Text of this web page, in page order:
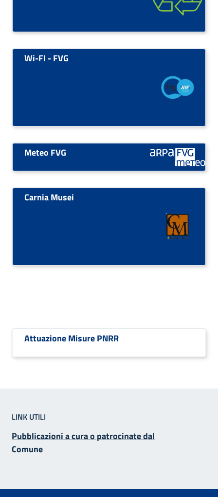
Wi-FI - FVG
Meteo FVG
Carnia Musei
Attuazione Misure PNRR
LINK UTILI
Pubblicazioni a cura o patrocinate dal
Comune